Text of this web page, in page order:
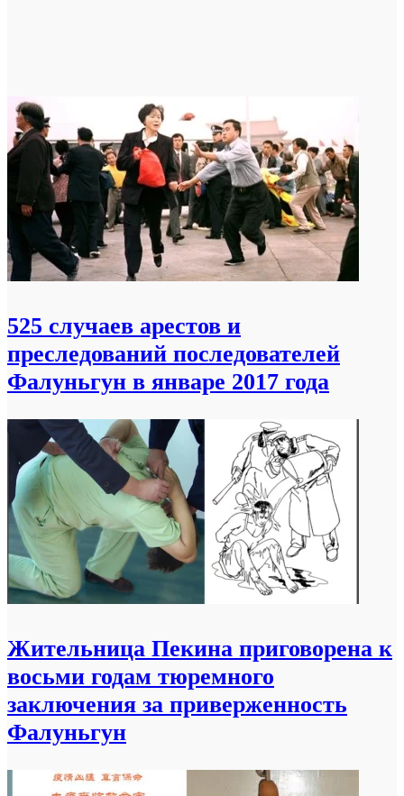
525 случаев арестов и
преследований последователей
Фалуньгун в январе 2017 года
Жительница Пекина приговорена к
восьми годам тюремного
заключения за приверженность
Фалуньгун